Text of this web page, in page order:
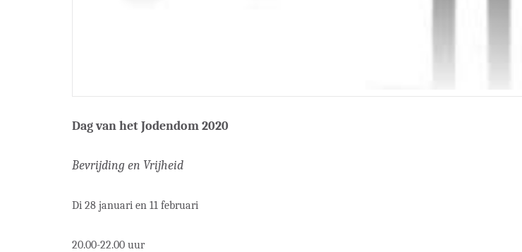
Dag van het Jodendom 2020
Bevrijding en Vrijheid
Di 28 januari en 11 februari
20.00-22.00 uur